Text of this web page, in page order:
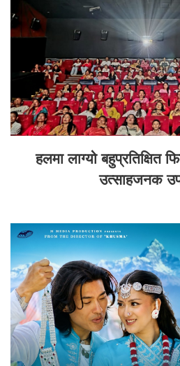
हलमा लाग्यो बहुप्रतिक्षित
उत्साहजनक